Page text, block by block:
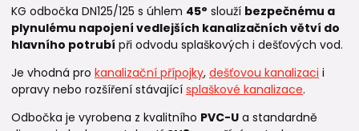
KG odbočka DN125/125 s úhlem 45° slouží bezpečnému a
plynulému napojení vedlejších kanalizačních větví do
hlavního potrubí při odvodu splaškových i dešťových vod.
Je vhodná pro kanalizační přípojky, dešťovou kanalizaci i
opravy nebo rozšíření stávající splaškové kanalizace.
Odbočka je vyrobena z kvalitního PVC-U a standardně